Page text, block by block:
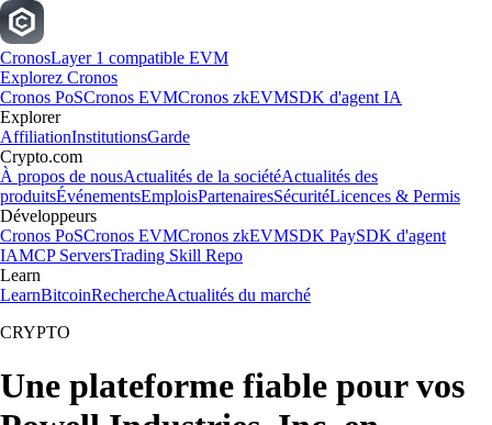
CronosLayer 1 compatible EVM
Explorez Cronos
Cronos PoSCronos EVMCronos zkEVMSDK d'agent IA
Explorer
AffiliationInstitutionsGarde
Crypto.com
À propos de nousActualités de la sociétéActualités des
produitsÉvénementsEmploisPartenairesSécuritéLicences & Permis
Développeurs
Cronos PoSCronos EVMCronos zkEVMSDK PaySDK d'agent
IAMCP ServersTrading Skill Repo
Learn
LearnBitcoinRechercheActualités du marché
CRYPTO
Une plateforme fiable pour vos